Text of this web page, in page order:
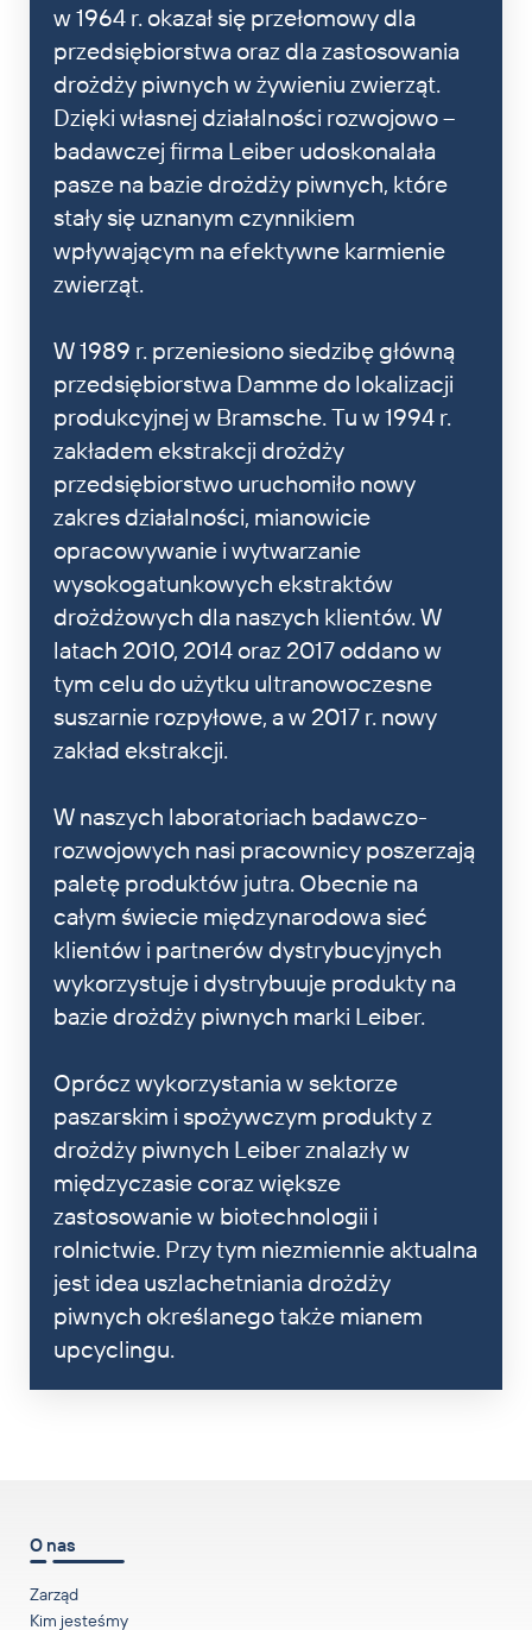
w 1964 r. okazał się przełomowy dla
przedsiębiorstwa oraz dla zastosowania
drożdży piwnych w żywieniu zwierząt.
Dzięki własnej działalności rozwojowo –
badawczej firma Leiber udoskonalała
pasze na bazie drożdży piwnych, które
stały się uznanym czynnikiem
wpływającym na efektywne karmienie
zwierząt.
W 1989 r. przeniesiono siedzibę główną
przedsiębiorstwa Damme do lokalizacji
produkcyjnej w Bramsche. Tu w 1994 r.
zakładem ekstrakcji drożdży
przedsiębiorstwo uruchomiło nowy
zakres działalności, mianowicie
opracowywanie i wytwarzanie
wysokogatunkowych ekstraktów
drożdżowych dla naszych klientów. W
latach 2010, 2014 oraz 2017 oddano w
tym celu do użytku ultranowoczesne
suszarnie rozpyłowe, a w 2017 r. nowy
zakład ekstrakcji.
W naszych laboratoriach badawczo-
rozwojowych nasi pracownicy poszerzają
paletę produktów jutra. Obecnie na
całym świecie międzynarodowa sieć
klientów i partnerów dystrybucyjnych
wykorzystuje i dystrybuuje produkty na
bazie drożdży piwnych marki Leiber.
Oprócz wykorzystania w sektorze
paszarskim i spożywczym produkty z
drożdży piwnych Leiber znalazły w
międzyczasie coraz większe
zastosowanie w biotechnologii i
rolnictwie. Przy tym niezmiennie aktualna
jest idea uszlachetniania drożdży
piwnych określanego także mianem
upcyclingu.
O nas
Zarząd
Kim jesteśmy